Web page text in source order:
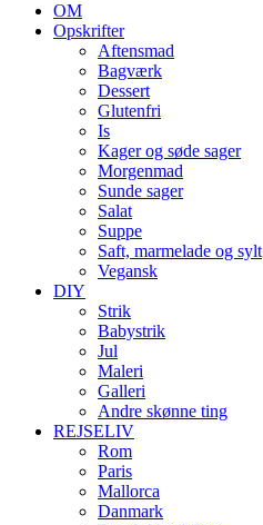
OM
Opskrifter
Aftensmad
Bagværk
Dessert
Glutenfri
Is
Kager og søde sager
Morgenmad
Sunde sager
Salat
Suppe
Saft, marmelade og sylt
Vegansk
DIY
Strik
Babystrik
Jul
Maleri
Galleri
Andre skønne ting
REJSELIV
Rom
Paris
Mallorca
Danmark